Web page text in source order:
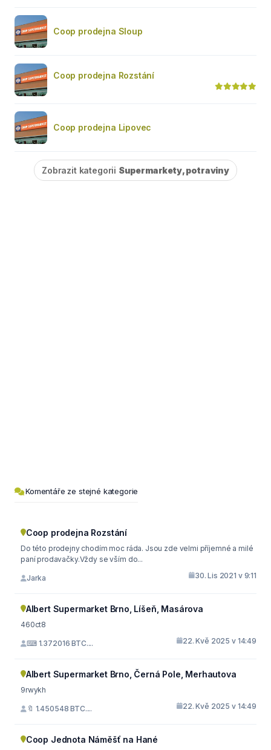
Coop prodejna Sloup
Coop prodejna Rozstání
Coop prodejna Lipovec
Zobrazit kategorii Supermarkety, potraviny
Komentáře ze stejné kategorie
Coop prodejna Rozstání
Do této prodejny chodím moc ráda. Jsou zde velmi příjemné a milé
paní prodavačky.Vždy se vším do...
Jarka 30. Lis 2021 v 9:11
Albert Supermarket Brno, Líšeň, Masárova
460ct8
⌨ 1.372016 BTC.... 22. Kvě 2025 v 14:49
Albert Supermarket Brno, Černá Pole, Merhautova
9rwykh
🔖 1.450548 BTC.... 22. Kvě 2025 v 14:49
Coop Jednota Náměšť na Hané